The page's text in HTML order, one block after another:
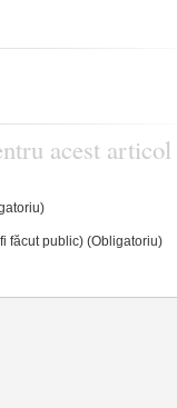
acest articol
făcut public) (Obligatoriu)